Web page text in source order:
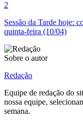
2
Sessão da Tarde hoje:
quinta-feira (10/04)
Sobre o autor
Redação
Equipe de redação do
nossa equipe,
semana.